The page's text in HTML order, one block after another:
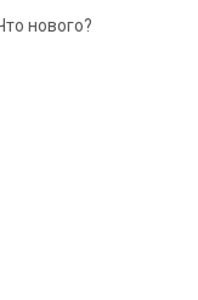
нового?